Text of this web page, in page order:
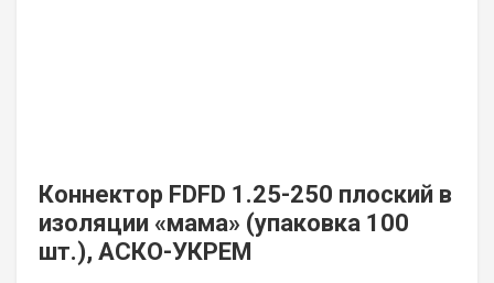
Коннектор FDFD 1.25-250 плоский в
изоляции «мама» (упаковка 100
шт.), АСКО-УКРЕМ